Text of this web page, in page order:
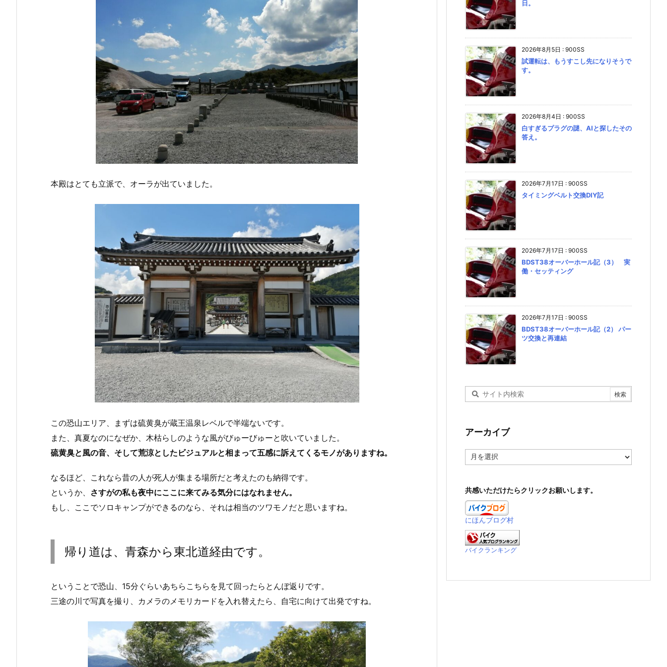
本殿はとても立派で、オーラが出ていました。
この恐山エリア、まずは硫黄臭が蔵王温泉レベルで半端ないです。
また、真夏なのになぜか、木枯らしのような風がびゅーびゅーと吹いていました。
硫黄臭と風の音、そして荒涼としたビジュアルと相まって五感に訴えてくるモノがありますね。
なるほど、これなら昔の人が死人が集まる場所だと考えたのも納得です。
というか、 さすがの私も夜中にここに来てみる気分にはなれません。
もし、ここでソロキャンプができるのなら、それは相当のツワモノだと思いますね。
帰り道は、青森から東北道経由です。
ということで恐山、15分ぐらいあちらこちらを見て回ったらとんぼ返りです。
三途の川で写真を撮り、カメラのメモリカードを入れ替えたら、自宅に向けて出発ですね。
日。
2026年8月5日 : 900SS
試運転は、もうすこし先になりそうで
す。
2026年8月4日 : 900SS
白すぎるプラグの謎、AIと探したその
答え。
2026年7月17日 : 900SS
タイミングベルト交換DIY記
2026年7月17日 : 900SS
BDST38オーバーホール記（3） 実
働・セッティング
2026年7月17日 : 900SS
BDST38オーバーホール記（2） パー
ツ交換と再連結
アーカイブ
ー
ブ
共感いただけたらクリックお願いします。
にほんブログ村
バイクランキング